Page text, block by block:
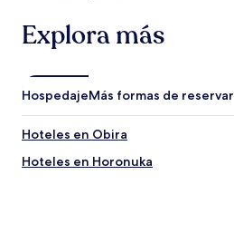
Explora más
HospedajeMás formas de reservar
Hoteles en Obira
Hoteles en Horonuka